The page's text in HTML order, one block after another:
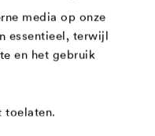
media op onze
essentieel, terwijl
en het gebruik
toelaten.
verwerking met